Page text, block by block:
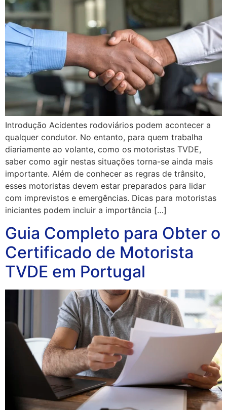
Introdução Acidentes rodoviários podem acontecer a
qualquer condutor. No entanto, para quem trabalha
diariamente ao volante, como os motoristas TVDE,
saber como agir nestas situações torna-se ainda mais
importante. Além de conhecer as regras de trânsito,
esses motoristas devem estar preparados para lidar
com imprevistos e emergências. Dicas para motoristas
iniciantes podem incluir a importância […]
Guia Completo para Obter o
Certificado de Motorista
TVDE em Portugal